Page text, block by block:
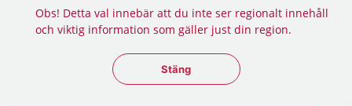
Obs! Detta val innebär att du inte ser regionalt innehåll
och viktig information som gäller just din region.
Stäng regionsväljaren
Stäng